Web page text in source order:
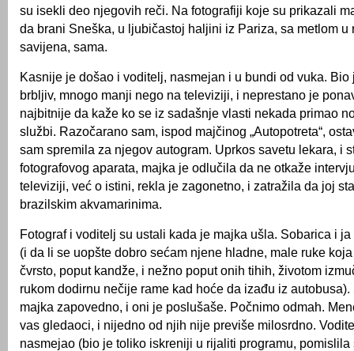
su isekli deo njegovih reči. Na fotografiji koje su prikazali
da brani Sneška, u ljubičastoj haljini iz Pariza, sa metlom u
savijena, sama.
Kasnije je došao i voditelj, nasmejan i u bundi od vuka. Bio
brbljiv, mnogo manji nego na televiziji, i neprestano je
najbitnije da kaže ko se iz sadašnje vlasti nekada primao
službi. Razočarano sam, ispod majčinog „Autopotreta“,
sam spremila za njegov autogram. Uprkos savetu lekara, i
fotografovog aparata, majka je odlučila da ne otkaže
televiziji, već o istini, rekla je zagonetno, i zatražila da joj
brazilskim akvamarinima.
Fotograf i voditelj su ustali kada je majka ušla. Sobarica i
(i da li se uopšte dobro sećam njene hladne, male ruke
čvrsto, poput kandže, i nežno poput onih tihih, životom
rukom dodirnu nečije rame kad hoće da izađu iz
majka zapovedno, i oni je poslušaše. Počnimo odmah.
vas gledaoci, i nijedno od njih nije previše milosrdno.
nasmejao (bio je toliko iskreniji u rijaliti programu, pomislila